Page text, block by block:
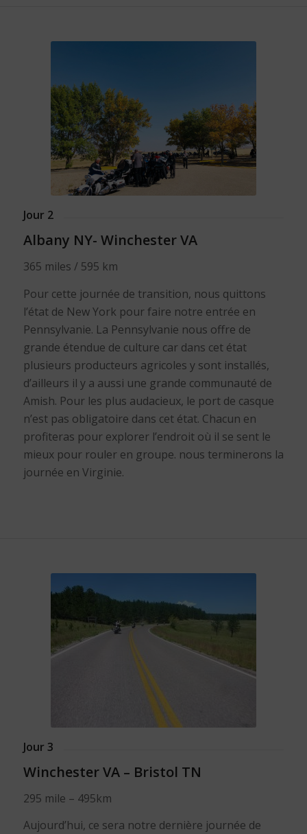
Jour 2
Albany NY- Winchester VA
365 miles / 595 km
Pour cette journée de transition, nous quittons
l’état de New York pour faire notre entrée en
Pennsylvanie. La Pennsylvanie nous offre de
grande étendue de culture car dans cet état
plusieurs producteurs agricoles y sont installés,
d’ailleurs il y a aussi une grande communauté de
Amish. Pour les plus audacieux, le port de casque
n’est pas obligatoire dans cet état. Chacun en
profiteras pour explorer l’endroit où il se sent le
mieux pour rouler en groupe. nous terminerons la
journée en Virginie.
Jour 3
Winchester VA – Bristol TN
295 mile – 495km
Aujourd’hui, ce sera notre dernière journée de